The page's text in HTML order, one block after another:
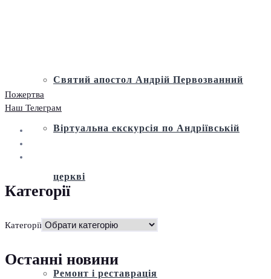
Святий апостол Андрій Первозванний
Віртуальна екскурсія по Андріївській
церкві
Історія
Ремонт і реставрація
Пожертва
Наш Телеграм
Категорії
Категорії
Останні новини